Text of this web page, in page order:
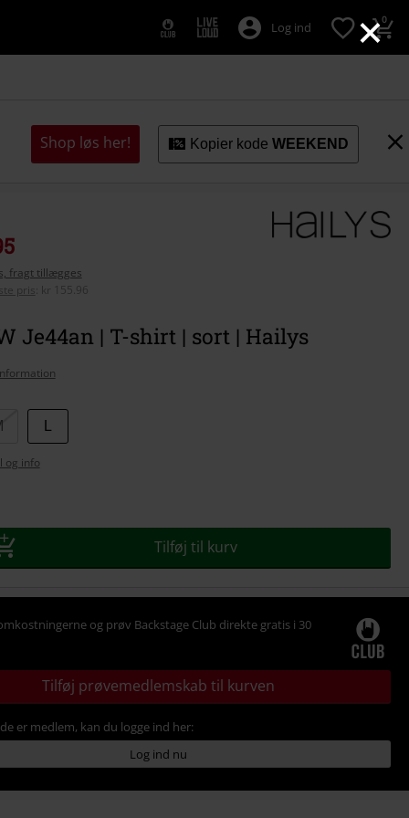
×
Log ind 0
Shop løs her! Kopier kode WEEKEND
fragt tillægges
pris
kr 155.96
Je44an | T-shirt | sort | Hailys
og info
Tilføj til kurv
og prøv Backstage Club direkte gratis i 30
Tilføj prøvemedlemskab til kurven
er medlem, kan du logge ind her:
Log ind nu